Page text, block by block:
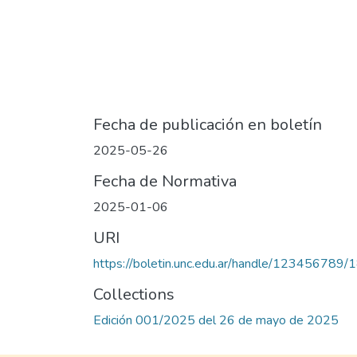
Fecha de publicación en boletín
2025-05-26
Fecha de Normativa
2025-01-06
URI
https://boletin.unc.edu.ar/handle/123456789/
Collections
Edición 001/2025 del 26 de mayo de 2025